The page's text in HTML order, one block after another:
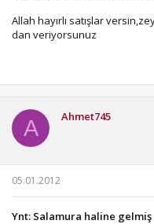
Allah hayırlı satışlar
dan veriyorsunuz
A Ahmet745
05.01.2012
Ynt: Salamura haline